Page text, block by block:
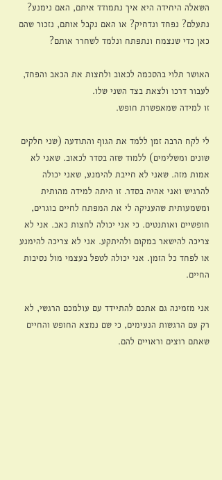
השאלה היחידה היא איך נתמודד איתם, האם נימנע?
נתעלם? נפחד ונדחיק? או האם נקבל אותם, נזכור שהם
כאן כדי שנצמח ונתפתח ונלמד לשחרר אותם?
האושר תלוי בהסכמה לכאוב ולחצות את הכאב והפחד,
לעבור דרכו ולצאת בצד השני שלו.
זו למידה שמאפשרת חופש.
לי לקח הרבה זמן ללמד את הגוף והתודעה (שני חלקים
שונים ומשלימים) ללמוד שזה בסדר לכאוב. שאני לא
אמות מזה. שאני לא חייבת להימנע, שאני יכולה
להרגיש ואני אהיה בסדר. זו היתה למידה מהותית
ומשמעותית שהעניקה לי את המפתח לחיים בוגרים,
חופשיים ואותנטים. כי אני יכולה לחצות כאב. אני לא
צריכה להישאר במקום ולהיתקע. אני לא צריכה להימנע
או לפחד כל הזמן. אני יכולה לטפל בעצמי מול נסיבות
החיים.
אני מזמינה גם אתכם להתיידד עם עולמכם הרגשי, לא
רק עם הרגשות הנעימים, כי שם נמצא החופש והחיים
שאתם רוצים וראויים להם.